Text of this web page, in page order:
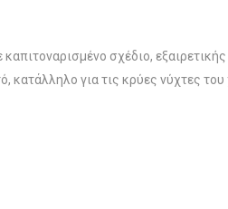
σχέδιο,
κατάλληλο για τις κρύες νύχτες